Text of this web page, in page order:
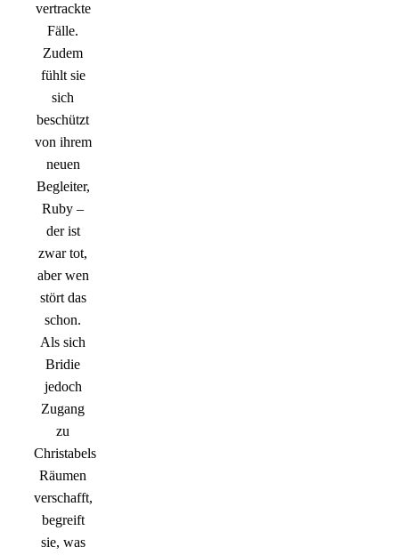
vertrackte
Fälle.
Zudem
fühlt sie
sich
beschützt
von ihrem
neuen
Begleiter,
Ruby –
der ist
zwar tot,
aber wen
stört das
schon.
Als sich
Bridie
jedoch
Zugang
zu
Christabels
Räumen
verschafft,
begreift
sie, was